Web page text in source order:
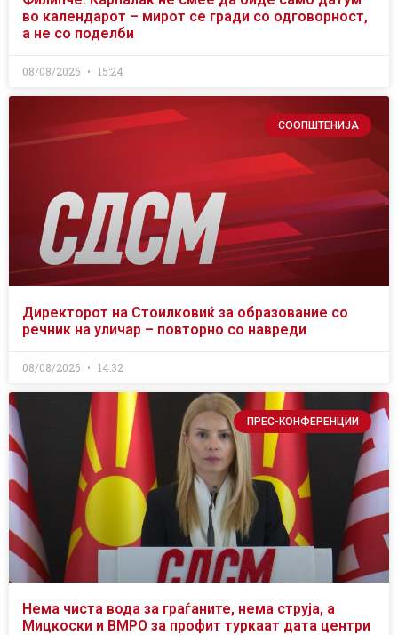
во календарот – мирот се гради со одговорност,
а не со поделби
08/08/2026 15:24
СООПШТЕНИЈА
Директорот на Стоилковиќ за образование со
речник на уличар – повторно со навреди
08/08/2026 14:32
ПРЕС-КОНФЕРЕНЦИИ
Нема чиста вода за граѓаните, нема струја, а
Мицкоски и ВМРО за профит туркаат дата центри